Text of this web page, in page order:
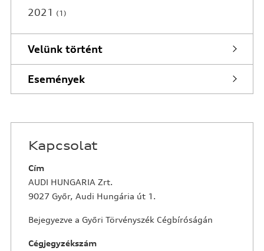
2021 1
Velünk történt
Események
Kapcsolat
Cím
AUDI HUNGARIA Zrt.
9027 Győr, Audi Hungária út 1.
Bejegyezve a Győri Törvényszék Cégbíróságán
Cégjegyzékszám